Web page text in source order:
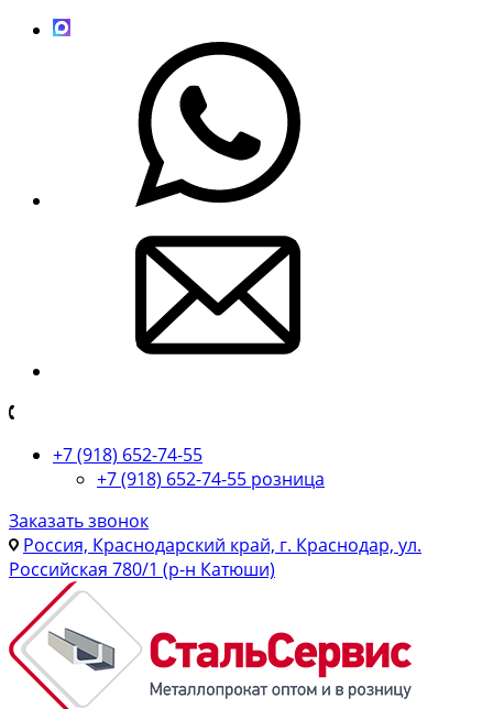
+7 (918) 652-74-55
+7 (918) 652-74-55 розница
Заказать звонок
Россия, Краснодарский край, г. Краснодар, ул.
Российская 780/1 (р-н Катюши)